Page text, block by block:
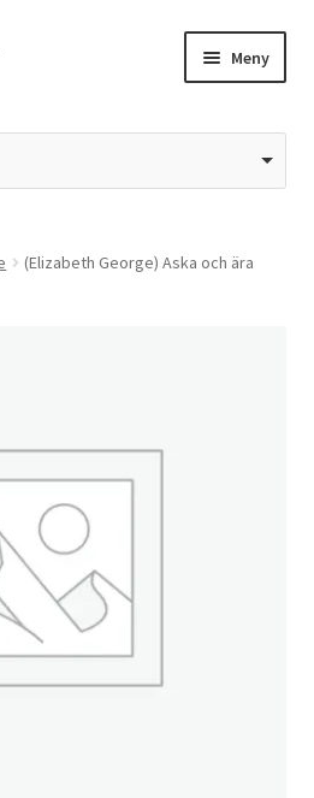
Meny
(Elizabeth George) Aska och ära